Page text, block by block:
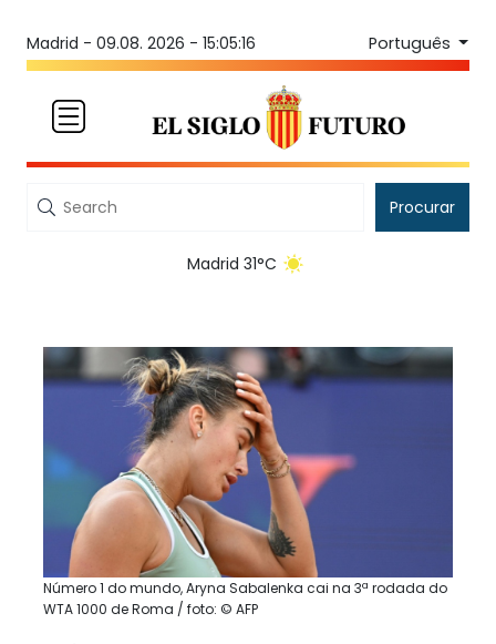
Madrid - 09.08. 2026 - 15:05:16 Português
Procurar
Madrid 31°C
Número 1 do mundo, Aryna Sabalenka cai na 3ª rodada do
WTA 1000 de Roma / foto: © AFP